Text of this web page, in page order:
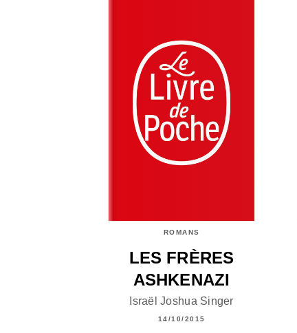
ROMANS
LES FRÈRES
ASHKENAZI
Israël Joshua Singer
14/10/2015